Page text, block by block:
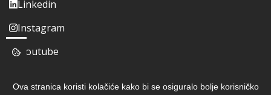
Linkedin
Instagram
Youtube
Ova stranica koristi kolačiće kako bi se osiguralo bolje korisničko